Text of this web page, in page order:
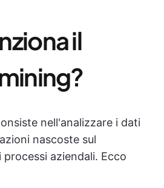
il
nell'analizzare i dati
nascoste sul
aziendali. Ecco